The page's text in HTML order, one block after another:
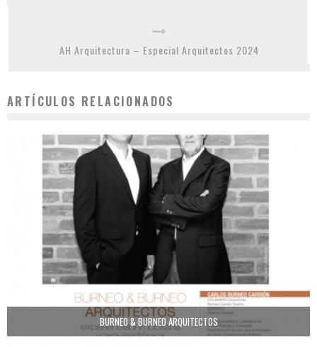
AH Arquitectura – Especial Arquitectos 2024
ARTÍCULOS RELACIONADOS
BURNEO & BURNEO ARQUITECTOS